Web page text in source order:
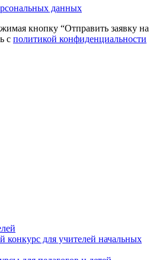
данных
кнопку “Отправить заявку на
с политикой конфиденциальности
конкурс для учителей начальных